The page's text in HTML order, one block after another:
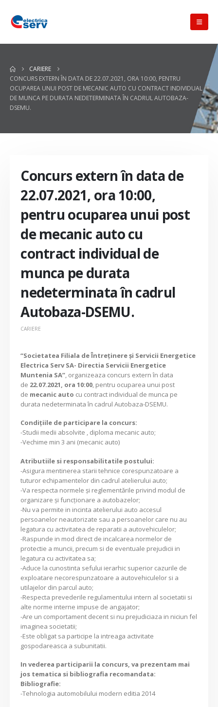
CARIERE
CONCURS EXTERN ÎN DATA DE 22.07.2021, ORA 10:00, PENTRU
OCUPAREA UNUI POST DE MECANIC AUTO CU CONTRACT INDIVIDUAL
DE MUNCA PE DURATA NEDETERMINATA ÎN CADRUL AUTOBAZA-
DSEMU.
Concurs extern în data de
22.07.2021, ora 10:00,
pentru ocuparea unui post
de mecanic auto cu
contract individual de
munca pe durata
nedeterminata în cadrul
Autobaza-DSEMU.
CARIERE
“Societatea Filiala de Întreţinere şi Servicii Energetice
Electrica Serv SA- Directia Servicii Energetice
Muntenia SA” , organizeaza concurs extern în data
de 22.07.2021, ora 10:00 , pentru ocuparea unui post
de mecanic auto cu contract individual de munca pe
durata nedeterminata în cadrul Autobaza-DSEMU.
Condiţiile de participare la concurs:
-Studii medii absolvite , diploma mecanic auto;
-Vechime min 3 ani (mecanic auto)
Atributiile si responsabilitatile postului:
-Asigura mentinerea starii tehnice corespunzatoare a
tuturor echipamentelor din cadrul atelierului auto;
-Va respecta normele şi reglementările privind modul de
organizare şi funcţionare a autobazelor;
-Nu va permite in incinta atelierului auto accesul
persoanelor neautorizate sau a persoanelor care nu au
legatura cu activitatea de reparatii a autovehiculelor;
-Raspunde in mod direct de incalcarea normelor de
protectie a muncii, precum si de eventuale prejudicii in
legatura cu activitatea sa;
-Aduce la cunostinta sefului ierarhic superior cazurile de
exploatare necorespunzatoare a autovehiculelor si a
utilajelor din parcul auto;
-Respecta prevederile regulamentului intern al societatii si
alte norme interne impuse de angajator;
-Are un comportament decent si nu prejudiciaza in niciun fel
imaginea societatii;
-Este obligat sa participe la intreaga activitate
gospodareasca a subunitatii.
In vederea participarii la concurs, va prezentam mai
jos tematica si bibliografia recomandata:
Bibliografie:
-Tehnologia automobilului modern editia 2014